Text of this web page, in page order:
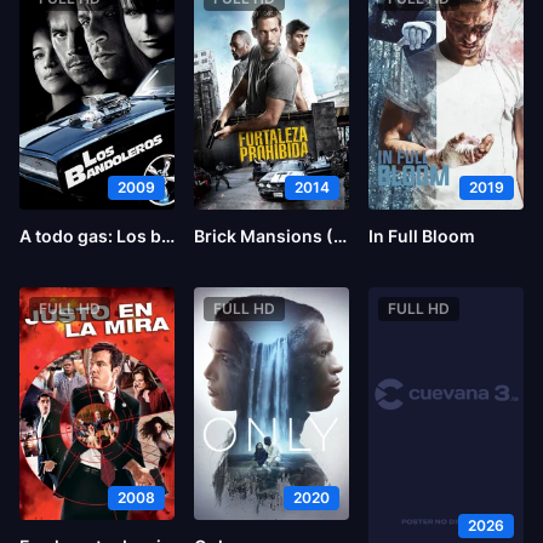
2009
A todo gas: Los bandoleros
2014
Brick Mansions (La fortaleza)
2019
In Full Bloom
FULL HD
2008
FULL HD
2020
FULL HD
2026